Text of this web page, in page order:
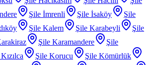
Şile İmrenli Şile İsaköy
Şile
Şile Kalem Şile Karabeyli
Şile
Şile Karamandere
Şile
Şile Korucu
Şile Kömürlük